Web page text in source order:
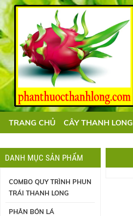
TRANG CHỦ CÂY THANH LONG
DANH MỤC SẢN PHẨM
COMBO QUY TRÌNH PHUN
TRÁI THANH LONG
PHÂN BÓN LÁ